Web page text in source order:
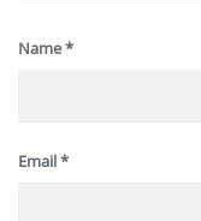
Name*
Email*